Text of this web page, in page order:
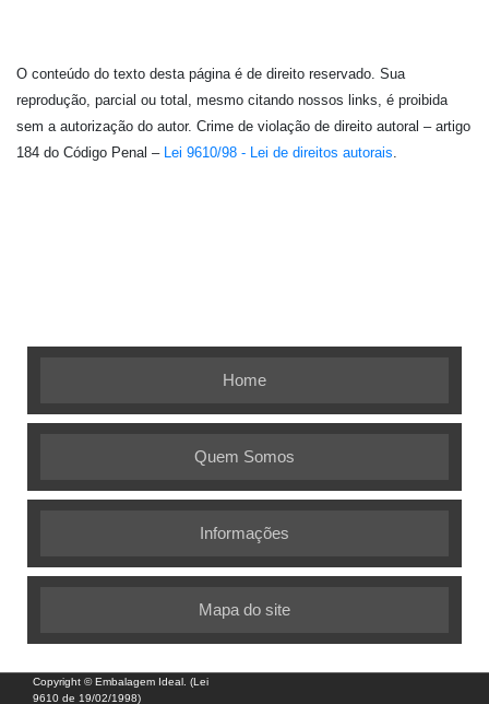
O conteúdo do texto desta página é de direito reservado. Sua
reprodução, parcial ou total, mesmo citando nossos links, é proibida
sem a autorização do autor. Crime de violação de direito autoral – artigo
184 do Código Penal – Lei 9610/98 - Lei de direitos autorais.
Home
Quem Somos
Informações
Mapa do site
Copyright © Embalagem Ideal. (Lei
9610 de 19/02/1998)